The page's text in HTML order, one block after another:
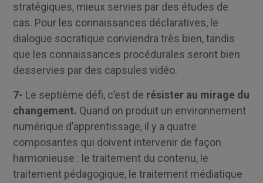
stratégiques, mieux servies par des études de
cas. Pour les connaissances déclaratives, le
dialogue socratique conviendra très bien, tandis
que les connaissances procédurales seront bien
desservies par des capsules vidéo.
7- Le septième défi, c’est de résister au mirage du
changement. Quand on produit un environnement
numérique d’apprentissage, il y a quatre
composantes qui doivent intervenir de façon
harmonieuse : le traitement du contenu, le
traitement pédagogique, le traitement médiatique